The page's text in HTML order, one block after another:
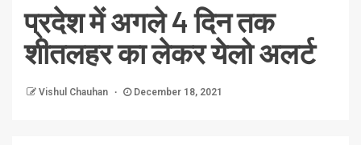
प्रदेश में अगले 4 दिन तक
शीतलहर का लेकर येलो अलर्ट
Vishul Chauhan December 18, 2021